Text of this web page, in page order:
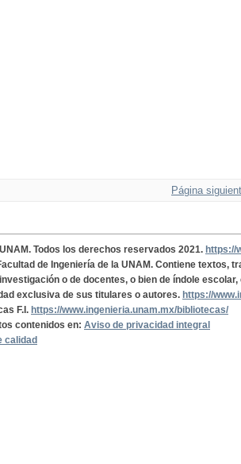
Página
Todos los derechos reservados 2021. https://
de Ingeniería de la UNAM. Contiene textos,
o de docentes, o bien de índole
exclusiva de sus titulares o autores. https://
F.I. https://www.ingenieria.unam.mx/bibliotecas/
contenidos en: Aviso de privacidad integral
calidad